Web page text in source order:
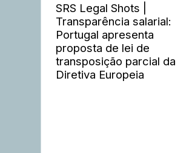
SRS Legal Shots |
Transparência salarial:
Portugal apresenta
proposta de lei de
transposição parcial da
Diretiva Europeia